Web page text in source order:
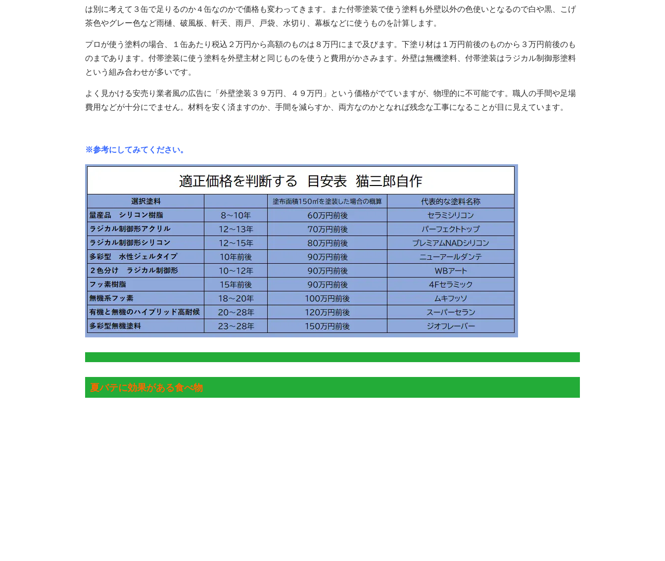
は別に考えて３缶で足りるのか４缶なのかで価格も変わってきます。また付帯塗装で使う塗料も外壁以外の色使いとなるので白や黒、こげ
茶色やグレー色など雨樋、破風板、軒天、雨戸、戸袋、水切り、幕板などに使うものを計算します。
プロが使う塗料の場合、１缶あたり税込２万円から高額のものは８万円にまで及びます。下塗り材は１万円前後のものから３万円前後のも
のまであります。付帯塗装に使う塗料を外壁主材と同じものを使うと費用がかさみます。外壁は無機塗料、付帯塗装はラジカル制御形塗料
という組み合わせが多いです。
よく見かける安売り業者風の広告に「外壁塗装３９万円、４９万円」という価格がでていますが、物理的に不可能です。職人の手間や足場
費用などが十分にでません。材料を安く済ますのか、手間を減らすか、両方なのかとなれば残念な工事になることが目に見えています。
※参考にしてみてください。
夏バテに効果がある食べ物